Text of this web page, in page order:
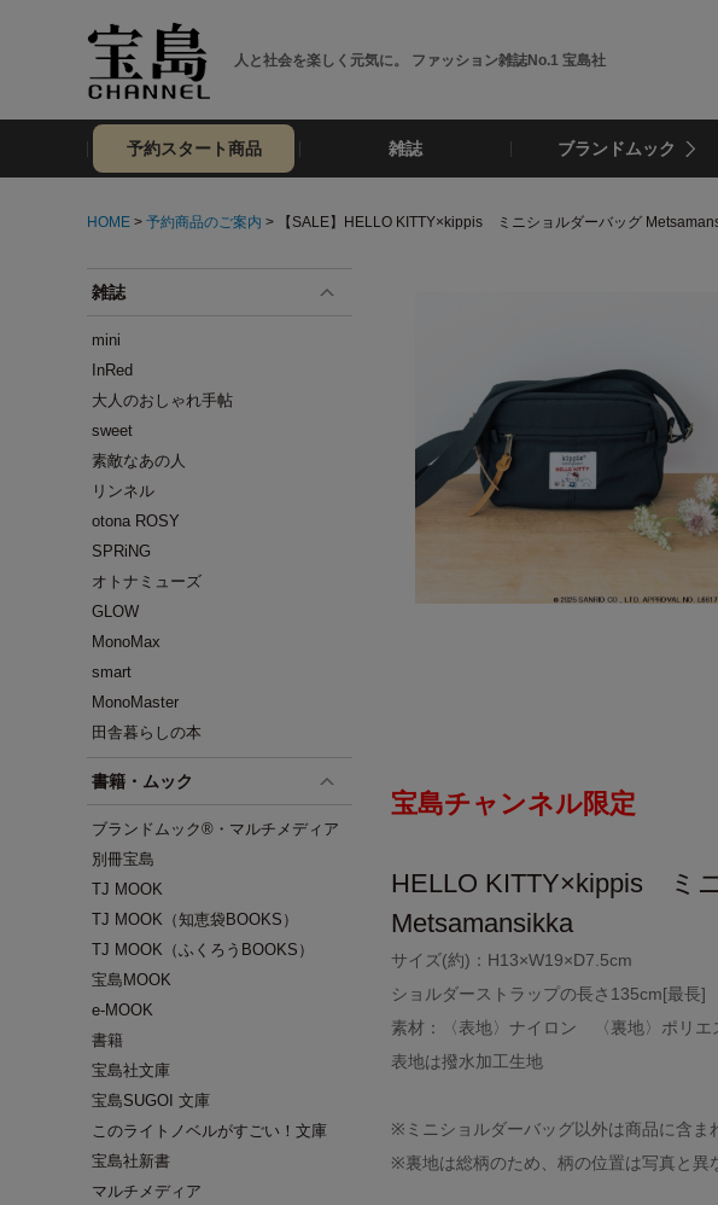
人と社会を楽しく元気に。 ファッション雑誌No.1 宝島社
予約スタート商品 雑誌 ブランドムック
HOME > 予約商品のご案内 > 【SALE】HELLO KITTY×kippis ミニショルダーバッグ
雑誌
mini
InRed
大人のおしゃれ手帖
sweet
素敵なあの人
リンネル
otona ROSY
SPRiNG
オトナミューズ
GLOW
MonoMax
smart
MonoMaster
田舎暮らしの本
書籍・ムック
ブランドムック®・マルチメディア
別冊宝島
TJ MOOK
TJ MOOK（知恵袋BOOKS）
TJ MOOK（ふくろうBOOKS）
宝島MOOK
e-MOOK
書籍
宝島社文庫
宝島SUGOI 文庫
このライトノベルがすごい！文庫
宝島社新書
マルチメディア
宝島チャンネル限定
HELLO KITTY×kippis ミ
Metsamansikka
サイズ(約)：H13×W19×D7.5cm
ショルダーストラップの長さ135cm[最長]
素材：〈表地〉ナイロン 〈裏地〉ポリエ
表地は撥水加工生地
※ミニショルダーバッグ以外は商品に含ま
※裏地は総柄のため、柄の位置は写真と異